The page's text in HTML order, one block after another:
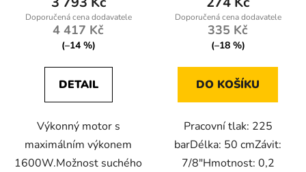
4 417 Kč
(–14 %)
DETAIL
Výkonný motor s
maximálním výkonem
1600W.Možnost suchého
335 Kč
(–18 %)
DO KOŠÍKU
Pracovní tlak: 225
barDélka: 50 cmZávit:
7/8"Hmotnost: 0,2